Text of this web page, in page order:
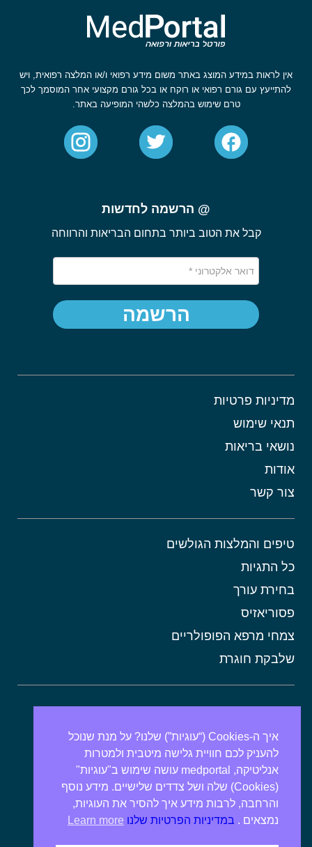
אין לראות במידע המוצג באתר משום מידע רפואי ו/או המלצה רפואית, ויש
להתייעץ עם גורם רפואי או רוקח או בכל גורם מקצועי אחר המוסמך לכך
טרם שימוש בהמלצה כלשהי המופיעה באתר.
מדיניות פרטיות
תנאי שימוש
נושאי בריאות
אודות
צור קשר
טיפים והמלצות הגולשים
כל התגיות
בחירת עורך
פסוריאזיס
צמחי מרפא הפופולריים
שלבקת חוגרת
אורטיקריה
מתכונים בריאים
אבנים בכיס המרה
מרולה
מורינגה
אלוורה
@ הרשמה לחדשות
קבל את הטוב ביותר בתחום הבריאות והרווחה
הרשמה
איך ה-Cookies (“עוגיות”) שלנו? על מנת שנוכל
להעניק לכם חוויית גלישה מיטבית ולמטרות
אנליטיקה, medportal עושה שימוש ב"עוגיות"
(Cookies) שלה ושל צדדים שלישיים. מידע נוסף
והרחבה, לרבות מידע איך להסיר את העוגיות,
נמצאים . במדיניות הפרטיות שלנו Learn more